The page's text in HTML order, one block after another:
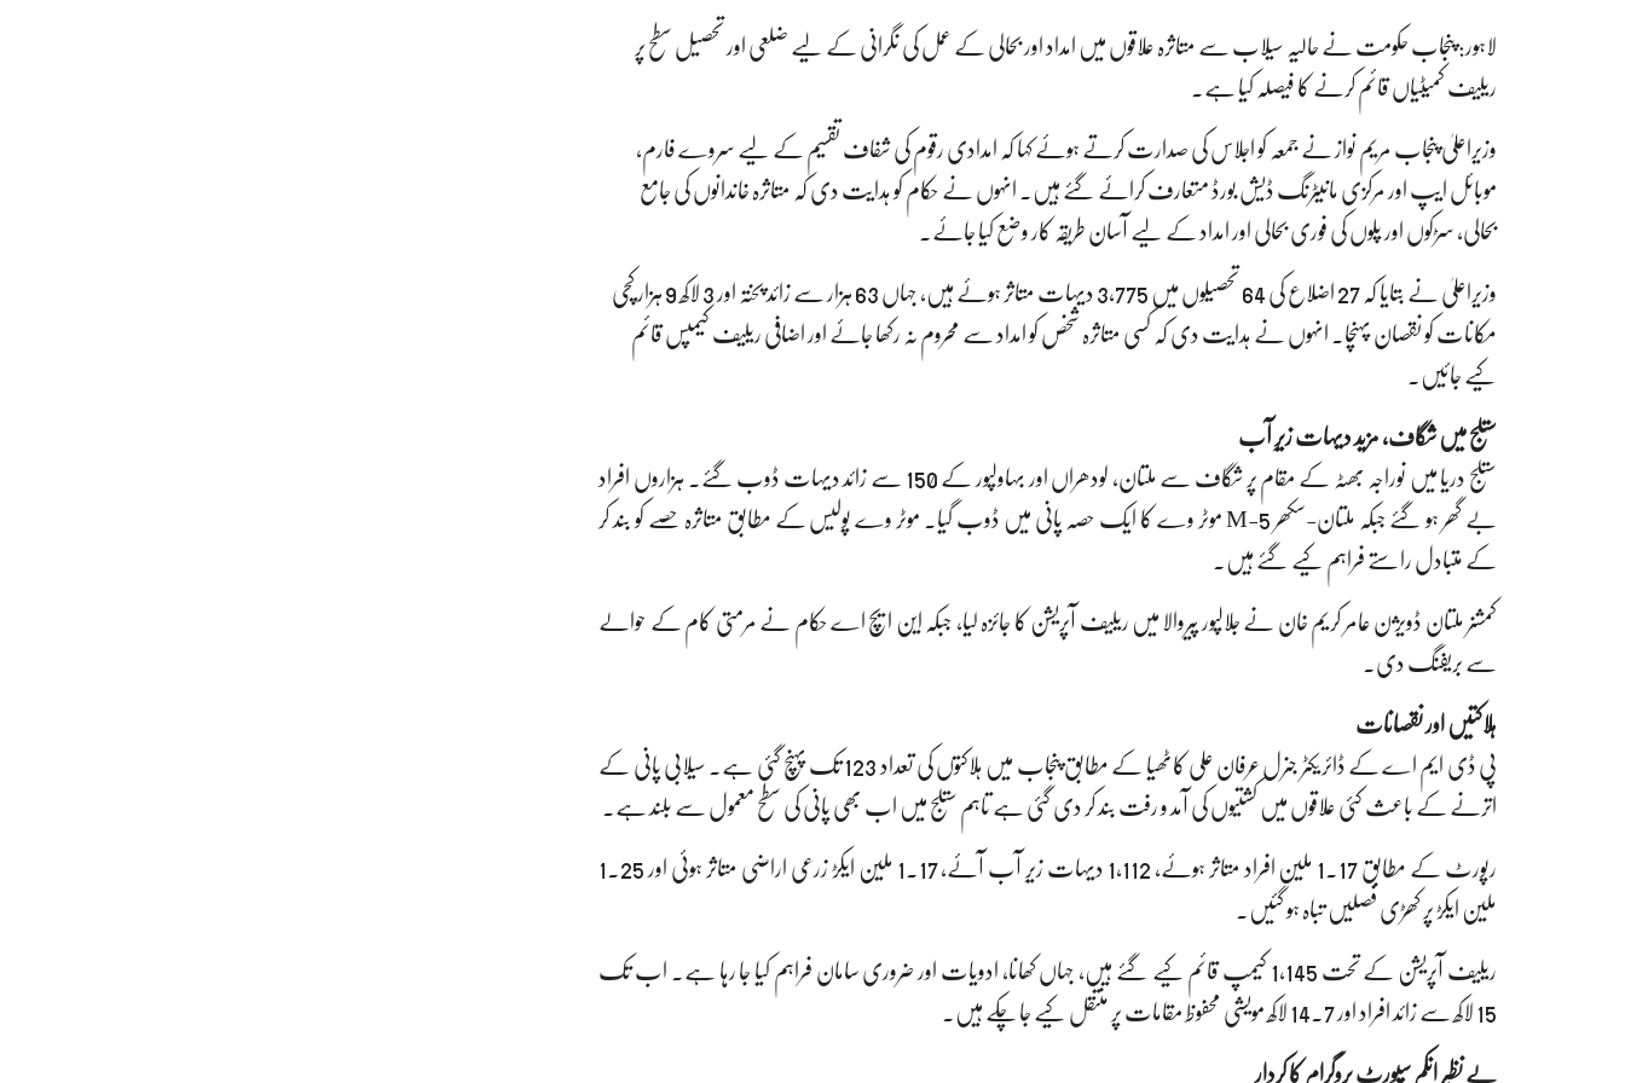
لاہور: پنجاب حکومت نے حالیہ سیلاب سے متاثرہ علاقوں میں امداد اور بحالی کے عمل کی نگرانی کے لیے ضلعی اور تحصیل سطح پر
ریلیف کمیٹیاں قائم کرنے کا فیصلہ کیا ہے۔
وزیراعلیٰ پنجاب مریم نواز نے جمعہ کو اجلاس کی صدارت کرتے ہوئے کہا کہ امدادی رقوم کی شفاف تقسیم کے لیے سروے فارم،
موبائل ایپ اور مرکزی مانیٹرنگ ڈیش بورڈ متعارف کرائے گئے ہیں۔ انہوں نے حکام کو ہدایت دی کہ متاثرہ خاندانوں کی جامع
بحالی، سڑکوں اور پلوں کی فوری بحالی اور امداد کے لیے آسان طریقہ کار وضع کیا جائے۔
وزیراعلیٰ نے بتایا کہ 27 اضلاع کی 64 تحصیلوں میں 3,775 دیہات متاثر ہوئے ہیں، جہاں 63 ہزار سے زائد پختہ اور 3 لاکھ 9 ہزار کچی
مکانات کو نقصان پہنچا۔ انہوں نے ہدایت دی کہ کسی متاثرہ شخص کو امداد سے محروم نہ رکھا جائے اور اضافی ریلیف کیمپس قائم
کیے جائیں۔
ستلج میں شگاف، مزید دیہات زیرِ آب
ستلج دریا میں نوراجہ بھٹہ کے مقام پر شگاف سے ملتان، لودھراں اور بہاولپور کے 150 سے زائد دیہات ڈوب گئے۔ ہزاروں افراد
بے گھر ہو گئے جبکہ ملتان-سکھر M-5 موٹر وے کا ایک حصہ پانی میں ڈوب گیا۔ موٹر وے پولیس کے مطابق متاثرہ حصے کو بند کر
کے متبادل راستے فراہم کیے گئے ہیں۔
کمشنر ملتان ڈویژن عامر کریم خان نے جلالپور پیروالا میں ریلیف آپریشن کا جائزہ لیا، جبکہ این ایچ اے حکام نے مرمتی کام کے حوالے
سے بریفنگ دی۔
ہلاکتیں اور نقصانات
پی ڈی ایم اے کے ڈائریکٹر جنرل عرفان علی کاٹھیا کے مطابق پنجاب میں ہلاکتوں کی تعداد 123 تک پہنچ گئی ہے۔ سیلابی پانی کے
اترنے کے باعث کئی علاقوں میں کشتیوں کی آمد و رفت بند کر دی گئی ہے تاہم ستلج میں اب بھی پانی کی سطح معمول سے بلند ہے۔
رپورٹ کے مطابق 1.17 ملین افراد متاثر ہوئے، 1,112 دیہات زیرِ آب آئے، 1.17 ملین ایکڑ زرعی اراضی متاثر ہوئی اور 1.25
ملین ایکڑ پر کھڑی فصلیں تباہ ہو گئیں۔
ریلیف آپریشن کے تحت 1,145 کیمپ قائم کیے گئے ہیں، جہاں کھانا، ادویات اور ضروری سامان فراہم کیا جا رہا ہے۔ اب تک
15 لاکھ سے زائد افراد اور 14.7 لاکھ مویشی محفوظ مقامات پر منتقل کیے جا چکے ہیں۔
بے نظیر انکم سپورٹ پروگرام کا کردار